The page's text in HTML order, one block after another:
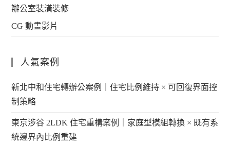
辦公室裝潢裝修
CG 動畫影片
人氣案例
新北中和住宅轉辦公案例｜住宅比例維持 × 可回復界面控
制策略
東京涉谷 2LDK 住宅重構案例｜家庭型模組轉換 × 既有系
統邊界內比例重建